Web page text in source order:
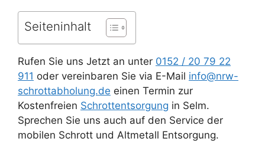
Seiteninhalt
Rufen Sie uns Jetzt an unter 0152 / 20 79 22
911 oder vereinbaren Sie via E-Mail info@nrw-
schrottabholung.de einen Termin zur
Kostenfreien Schrottentsorgung in Selm.
Sprechen Sie uns auch auf den Service der
mobilen Schrott und Altmetall Entsorgung.